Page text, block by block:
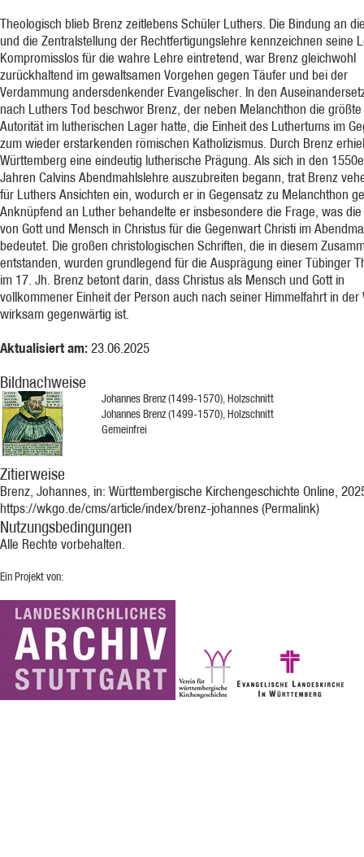
Theologisch blieb Brenz zeitlebens Schüler Luthers. Die Bindung an
und die Zentralstellung der Rechtfertigungslehre kennzeichnen seine
Kompromisslos für die wahre Lehre eintretend, war Brenz gleichwohl
zurückhaltend im gewaltsamen Vorgehen gegen Täufer und bei der
Verdammung andersdenkender Evangelischer. In den
nach Luthers Tod beschwor Brenz, der neben Melanchthon die größte
Autorität im lutherischen Lager hatte, die Einheit des Luthertums im
zum wieder erstarkenden römischen Katholizismus. Durch Brenz
Württemberg eine eindeutig lutherische Prägung. Als sich in den
Jahren Calvins Abendmahlslehre auszubreiten begann, trat Brenz
für Luthers Ansichten ein, wodurch er in Gegensatz zu Melanchthon
Anknüpfend an Luther behandelte er insbesondere die Frage, was die
von Gott und Mensch in Christus für die Gegenwart Christi im
bedeutet. Die großen christologischen Schriften, die in diesem
entstanden, wurden grundlegend für die Ausprägung einer Tübinger
im 17. Jh. Brenz betont darin, dass Christus als Mensch und Gott in
vollkommener Einheit der Person auch nach seiner Himmelfahrt in der
wirksam gegenwärtig ist.
Aktualisiert am: 23.06.2025
Bildnachweise
Johannes Brenz (1499-1570), Holzschnitt
Johannes Brenz (1499-1570), Holzschnitt
Gemeinfrei
Zitierweise
Brenz, Johannes, in: Württembergische Kirchengeschichte Online,
https://wkgo.de/cms/article/index/brenz-johannes (Permalink)
Nutzungsbedingungen
Alle Rechte vorbehalten.
Ein Projekt von: